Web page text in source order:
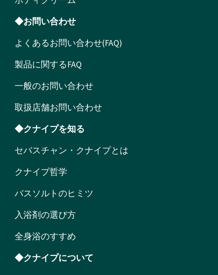
◆お問い合わせ
よくあるお問い合わせ(FAQ)
製品に関するFAQ
一般のお問い合わせ
取扱店舗お問い合わせ
◆クナイプを知る
セバスチャン・クナイプとは
クナイプ哲学
バスソルトのヒミツ
入浴剤の選び方
全身浴のすすめ
◆クナイプについて